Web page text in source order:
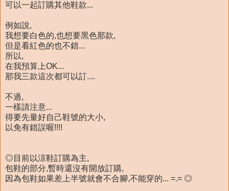
可以一起訂購其他鞋款...
例如說,
我想要白色的,也想要黑色那款,
但是看紅色的也不錯...
所以,
在我預算上OK...
那我三款這次都可以訂....
不過,
一樣請注意...
得要先量好自己鞋號的大小,
以免有錯誤喔!!!!
◎目前以涼鞋訂購為主,
包鞋的部分,暫時還沒有開放訂購,
因為包鞋如果差上半號就會不合腳,不能穿的... =.= ◎